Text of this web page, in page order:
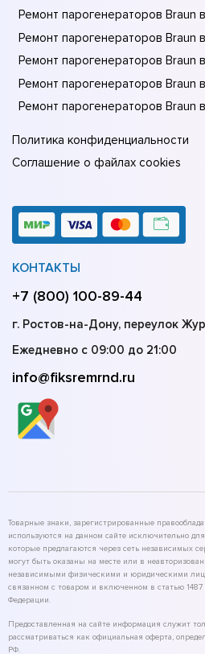
Ремонт парогенераторов Braun
Ремонт парогенераторов Braun
Ремонт парогенераторов Braun
Ремонт парогенераторов Braun
Ремонт парогенераторов Braun
Политика конфиденциальности
Соглашение о файлах cookies
КОНТАКТЫ
+7 (800) 100-89-44
г. Ростов-на-Дону, переулок
Ежедневно с 09:00 до 21:00
info@fiksremrnd.ru
Товарные знаки, зарегистрированные
используются на данном сайте исключительно
которые предлагаются через сеть независимых
могут быть оказаны на месте или в
независимыми физическими и юридическими
связанном с товаром и включенном в статью 1487
Федерации.
Предоставленная на сайте информация служит
рассматриваться как официальная оферта,
РФ.